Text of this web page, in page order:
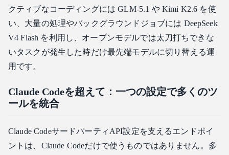
クティブなコーディングには GLM-5.1 や Kimi K2.6 を使
い、大量の処理やバックグラウンドジョブには DeepSeek
V4 Flash を利用し、オープンモデルでは太刀打ちできな
いタスクが発生した時だけ最先端モデルに切り替える運
用です。
Claude Codeを超えて：一つの設定で多くのツ
ールを統合
Claude CodeサードパーティAPI設定を支えるエンドポイ
ントは、Claude Codeだけで使うものではありません。多